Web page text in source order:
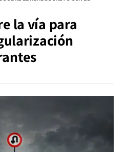
la vía para